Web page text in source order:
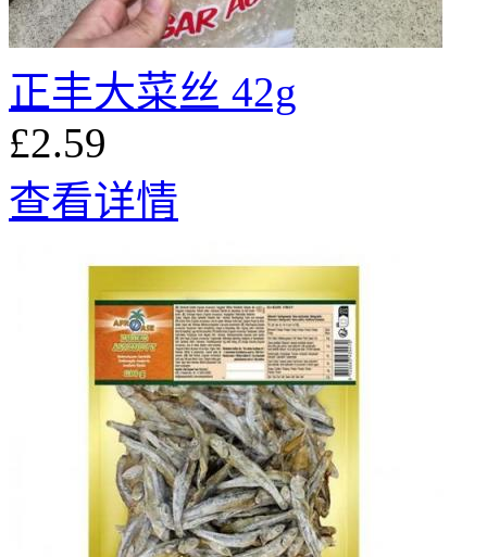
正丰大菜丝 42g
£2.59
查看详情